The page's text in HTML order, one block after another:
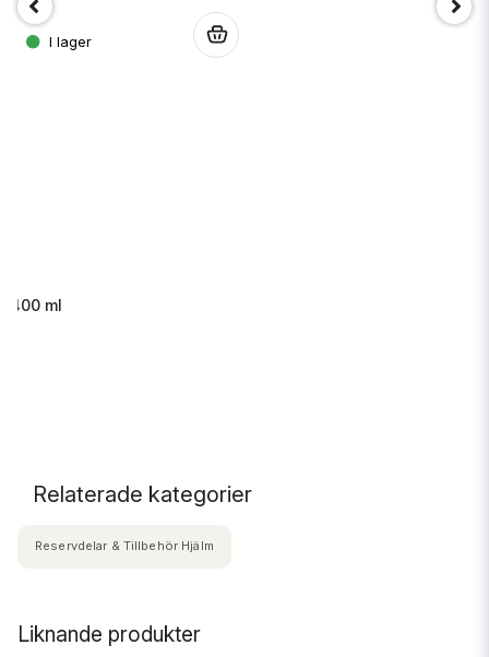
400 ml
Liknande produkter
Relaterade kategorier
Reservdelar & Tillbehör Hjälm